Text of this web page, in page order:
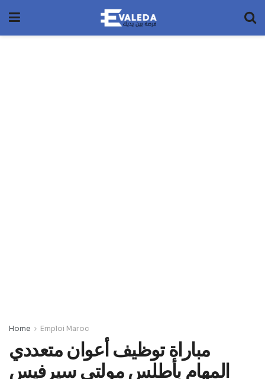
Home Emploi Maroc
مباراة توظيف أعوان متعددي
المهام بأطلس مولتي سيرفيس